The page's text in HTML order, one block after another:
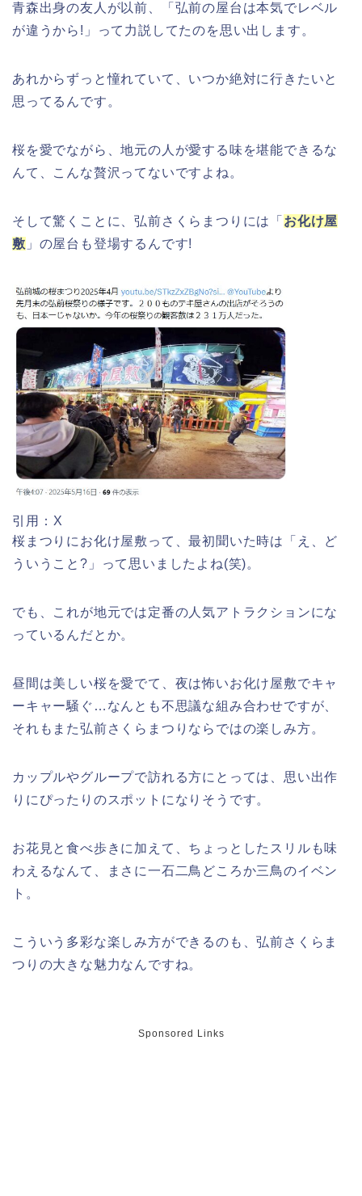
(出店)は?ライトアップ・駐車場も!
高崎城址公園(高崎公園)桜祭り2026の
屋台やライトアップはいつまで?
日立さくらまつり2026の屋台・出店ま
とめ!交通規制は何時から何時まで?
熊谷桜祭り(花見)2026の屋台(出店)の
時間はいつまで?ライトアップも!
福井桜祭り2026の屋台は何時まで(い
つまで)?交通規制や混雑は?
明治大学卒業式2026のゲストの歴代や
芸能人(有名人)は?保護者(親)も!
名古屋城桜まつり(春まつり)2026の屋
青森出身の友人が以前、「弘前の屋台は本気でレベル
が違うから!」って力説してたのを思い出します。
あれからずっと憧れていて、いつか絶対に行きたいと
思ってるんです。
桜を愛でながら、地元の人が愛する味を堪能できるな
んて、こんな贅沢ってないですよね。
そして驚くことに、弘前さくらまつりには「 お化け屋
敷 」の屋台も登場するんです!
引用：X
桜まつりにお化け屋敷って、最初聞いた時は「え、ど
ういうこと?」って思いましたよね(笑)。
でも、これが地元では定番の人気アトラクションにな
っているんだとか。
昼間は美しい桜を愛でて、夜は怖いお化け屋敷でキャ
ーキャー騒ぐ…なんとも不思議な組み合わせですが、
それもまた弘前さくらまつりならではの楽しみ方。
カップルやグループで訪れる方にとっては、思い出作
りにぴったりのスポットになりそうです。
お花見と食べ歩きに加えて、ちょっとしたスリルも味
わえるなんて、まさに一石二鳥どころか三鳥のイベン
ト。
こういう多彩な楽しみ方ができるのも、弘前さくらま
つりの大きな魅力なんですね。
Sponsored Links